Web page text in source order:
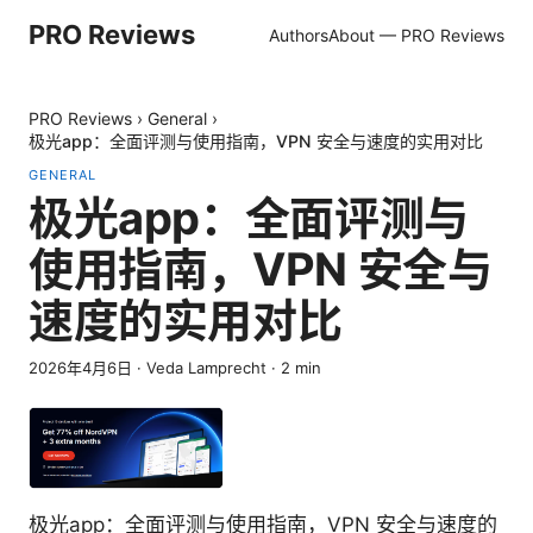
PRO Reviews AuthorsAbout — PRO Reviews
PRO Reviews › General ›
极光app：全面评测与使用指南，VPN 安全与速度的实用对比
GENERAL
极光app：全面评测与
使用指南，VPN 安全与
速度的实用对比
2026年4月6日 · Veda Lamprecht · 2 min
极光app：全面评测与使用指南，VPN 安全与速度的